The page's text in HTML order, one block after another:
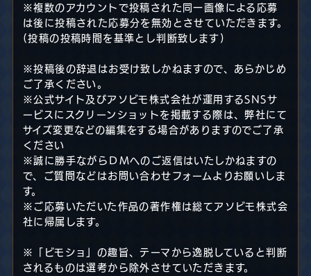
※複数のアカウントで投稿された同一画像による応募
は後に投稿された応募分を無効とさせていただきます。
(投稿の投稿時間を基準とし判断致します)
※投稿後の辞退はお受け致しかねますので、あらかじめ
ご了承ください。
※公式サイト及びアソビモ株式会社が運用するSNSサ
ービスにスクリーンショットを掲載する際は、弊社にて
サイズ変更などの編集をする場合がありますのでご了承
ください
※誠に勝手ながらＤＭへのご返信はいたしかねますの
で、ご質問などはお問い合わせフォームよりお願いしま
す。
※ご応募いただいた作品の著作権は総てアソビモ株式会
社に帰属します。
※「ビモショ」の趣旨、テーマから逸脱していると判断
されるものは選考から除外させていただきます。